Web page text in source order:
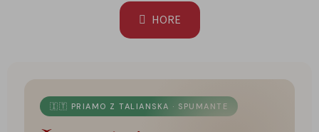
HORE
🇮🇹 PRIAMO Z TALIANSKA · SPUMANTE